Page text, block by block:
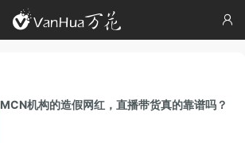
 
MCN机构的造假网红，直播带货真的靠谱吗？